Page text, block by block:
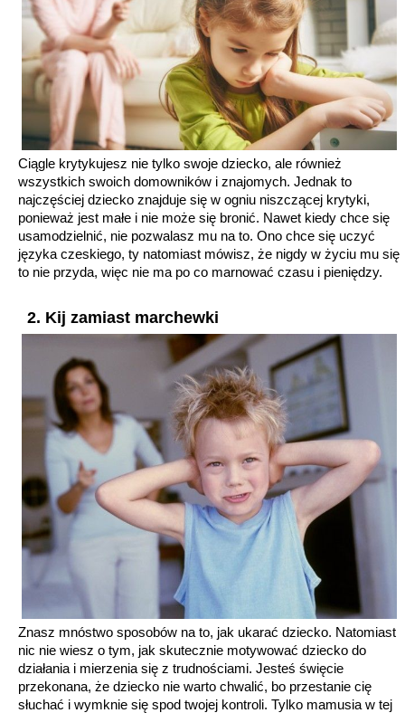
Ciągle krytykujesz nie tylko swoje dziecko, ale również
wszystkich swoich domowników i znajomych. Jednak to
najczęściej dziecko znajduje się w ogniu niszczącej krytyki,
ponieważ jest małe i nie może się bronić. Nawet kiedy chce się
usamodzielnić, nie pozwalasz mu na to. Ono chce się uczyć
języka czeskiego, ty natomiast mówisz, że nigdy w życiu mu się
to nie przyda, więc nie ma po co marnować czasu i pieniędzy.
2. Kij zamiast marchewki
Znasz mnóstwo sposobów na to, jak ukarać dziecko. Natomiast
nic nie wiesz o tym, jak skutecznie motywować dziecko do
działania i mierzenia się z trudnościami. Jesteś święcie
przekonana, że dziecko nie warto chwalić, bo przestanie cię
słuchać i wymknie się spod twojej kontroli. Tylko mamusia w tej